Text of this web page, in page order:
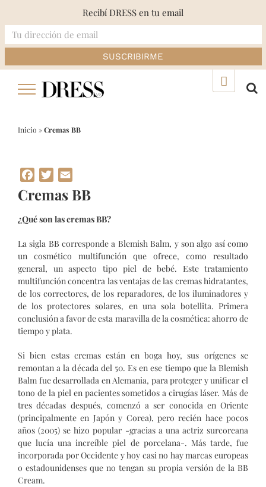
Inicio »Cremas BB
Facebook
Twitter
Cremas BB
¿Qué son las cremas BB?
La sigla BB corresponde a Blemish Balm, y son algo así como
un cosmético multifunción que ofrece, como resultado
general, un aspecto tipo piel de bebé. Este tratamiento
multifunción concentra las ventajas de las cremas hidratantes,
de los correctores, de los reparadores, de los iluminadores y
de los protectores solares, en una sola botellita. Primera
conclusión a favor de esta maravilla de la cosmética: ahorro de
tiempo y plata.
Si bien estas cremas están en boga hoy, sus orígenes se
remontan a la década del 50. Es en ese tiempo que la Blemish
Balm fue desarrollada en Alemania, para proteger y unificar el
tono de la piel en pacientes sometidos a cirugías láser. Más de
tres décadas después, comenzó a ser conocida en Oriente
(principalmente en Japón y Corea), pero recién hace pocos
años (2005) se hizo popular -gracias a una actriz surcoreana
que lucía una increíble piel de porcelana-. Más tarde, fue
incorporada por Occidente y hoy casi no hay marcas europeas
o estadounidenses que no tengan su propia versión de la BB
Cream.
Recibí DRESS en tu email